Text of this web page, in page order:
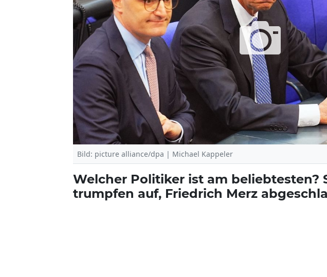
Bild: picture alliance/dpa | Michael Kappeler
Welcher Politiker ist am beliebtesten?
trumpfen auf, Friedrich Merz